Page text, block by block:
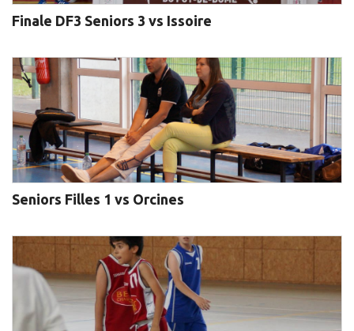
Finale DF3 Seniors 3 vs Issoire
Seniors Filles 1 vs Orcines